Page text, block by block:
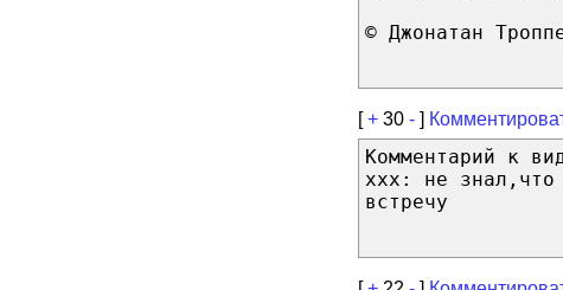
© Джонатан
[+ 30 - ]
Комментарий к
ххх: не знал,что
встречу